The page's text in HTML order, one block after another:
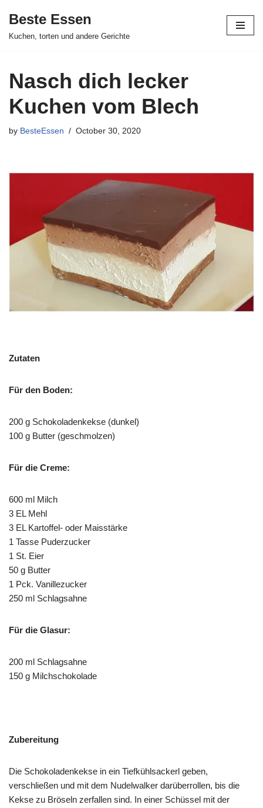
Skip
Beste Essen
Kuchen, torten und andere Gerichte
Nasch dich lecker
Kuchen vom Blech
by BesteEssen October 30, 2020
Zutaten
Für den Boden:
200 g Schokoladenkekse (dunkel)
100 g Butter (geschmolzen)
Für die Creme:
600 ml Milch
3 EL Mehl
3 EL Kartoffel- oder Maisstärke
1 Tasse Puderzucker
1 St. Eier
50 g Butter
1 Pck. Vanillezucker
250 ml Schlagsahne
Für die Glasur:
200 ml Schlagsahne
150 g Milchschokolade
Zubereitung
Die Schokoladenkekse in ein Tiefkühlsackerl geben,
verschließen und mit dem Nudelwalker darüberrollen, bis die
Kekse zu Bröseln zerfallen sind. In einer Schüssel mit der